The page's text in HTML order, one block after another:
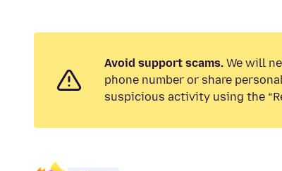
Avoid support scams. We will
phone number or share
suspicious activity using the